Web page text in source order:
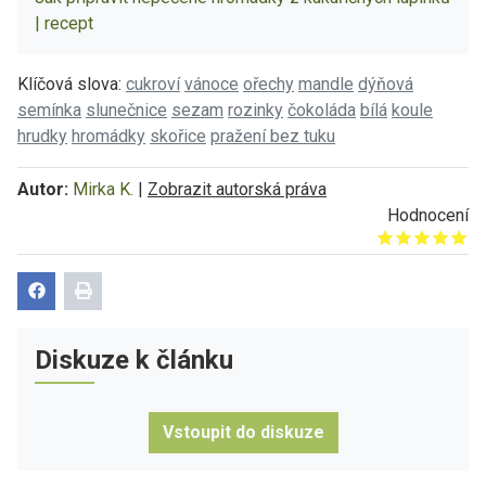
| recept
Klíčová slova: cukroví vánoce ořechy mandle dýňová
semínka slunečnice sezam rozinky čokoláda bílá koule
hrudky hromádky skořice pražení bez tuku
Autor: Mirka K. | Zobrazit autorská práva
Hodnocení
Give it 1/5
Give it 2/5
Give it 3/5
Give it 4/5
Give it 5/5
Diskuze k článku
Vstoupit do diskuze